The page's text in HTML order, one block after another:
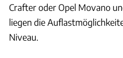
Crafter oder Opel Movano
liegen die
Niveau.